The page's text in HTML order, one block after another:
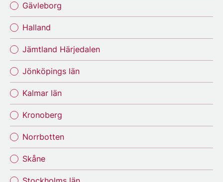
Gävleborg
Halland
Jämtland Härjedalen
Jönköpings län
Kalmar län
Kronoberg
Norrbotten
Skåne